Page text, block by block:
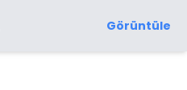
Görüntüle